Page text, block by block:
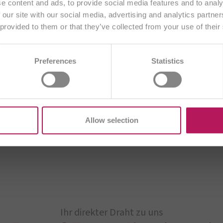
content and ads, to provide social media features and to
site with our social media, advertising and analytics
to them or that they’ve collected from your use of their
Preferences Statistics
Allow selection
unser zentrales Organ für Energie, nicht optimal
wenig Bewegung. Was nicht ausgeschieden wird und im
Kein Wunder, dass wir uns rundum nicht
Verdauungssystem frei von Nahrungsresten und
und Erleichterung der Verdauung 24 ausgewählte
Dieser Prozess sorgt für eine ausgezeichnete
Ihr direkter Draht zu uns
Anderes Land wählen
BA BE/FR
CZ ES FR GB